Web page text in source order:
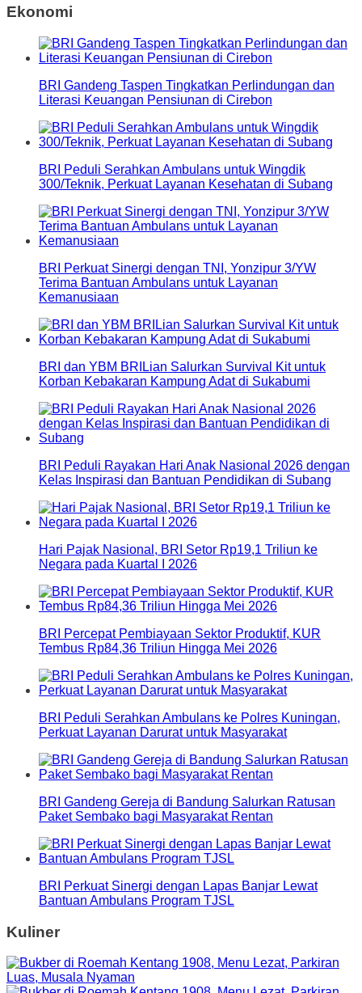
Ekonomi
BRI Gandeng Taspen Tingkatkan Perlindungan dan
Literasi Keuangan Pensiunan di Cirebon
BRI Peduli Serahkan Ambulans untuk Wingdik
300/Teknik, Perkuat Layanan Kesehatan di Subang
BRI Perkuat Sinergi dengan TNI, Yonzipur 3/YW
Terima Bantuan Ambulans untuk Layanan
Kemanusiaan
BRI dan YBM BRILian Salurkan Survival Kit untuk
Korban Kebakaran Kampung Adat di Sukabumi
BRI Peduli Rayakan Hari Anak Nasional 2026 dengan
Kelas Inspirasi dan Bantuan Pendidikan di Subang
Hari Pajak Nasional, BRI Setor Rp19,1 Triliun ke
Negara pada Kuartal I 2026
BRI Percepat Pembiayaan Sektor Produktif, KUR
Tembus Rp84,36 Triliun Hingga Mei 2026
BRI Peduli Serahkan Ambulans ke Polres Kuningan,
Perkuat Layanan Darurat untuk Masyarakat
BRI Gandeng Gereja di Bandung Salurkan Ratusan
Paket Sembako bagi Masyarakat Rentan
BRI Perkuat Sinergi dengan Lapas Banjar Lewat
Bantuan Ambulans Program TJSL
Kuliner